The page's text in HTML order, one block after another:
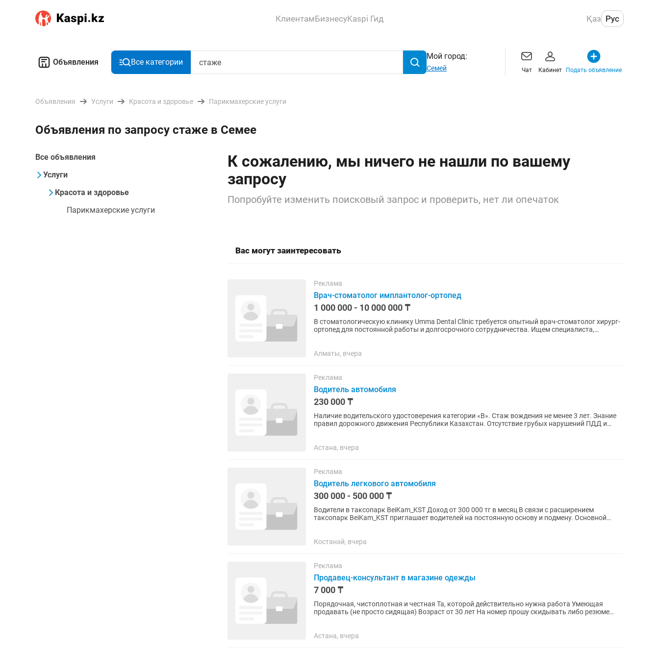
КлиентамБизнесуKaspi Гид Қаз Рус
Объявления Все категории
Мой город:
Семей Чат Кабинет Подать объявление
Объявления Услуги Красота и здоровье Парикмахерские услуги
Объявления по запросу стаже в Семее
Все объявления
Услуги
Красота и здоровье
Парикмахерские услуги
К сожалению, мы ничего не нашли по вашему
запросу
Попробуйте изменить поисковый запрос и проверить, нет ли опечаток
Вас могут заинтересовать
Реклама
Врач-стоматолог имплантолог-ортопед
1 000 000 - 10 000 000 ₸
В стоматологическую клинику Umma Dental Clinic требуется опытный врач-стоматолог хирург-
ортопед для постоянной работы и долгосрочного сотрудничества. Ищем специалиста,
Алматы, вчера
Реклама
Водитель автомобиля
230 000 ₸
Наличие водительского удостоверения категории «B». Стаж вождения не менее 3 лет. Знание
правил дорожного движения Республики Казахстан. Отсутствие грубых нарушений ПДД и
Астана, вчера
Реклама
Водитель легкового автомобиля
300 000 - 500 000 ₸
Водители в таксопарк BeiKam_KST Доход от 300 000 тг в месяц В связи с расширением
таксопарк BeiKam_KST приглашает водителей на постоянную основу и подмену. Основной
Костанай, вчера
Реклама
Продавец-консультант в магазине одежды
7 000 ₸
Порядочная, чистоплотная и честная Та, которой действительно нужна работа Умеющая
продавать (не просто сидящая) Возраст от 30 лет На номер прошу скидывать либо резюме
Астана, вчера